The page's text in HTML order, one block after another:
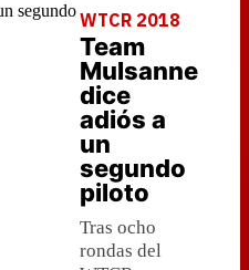
WTCR 2018
Team
Mulsanne
dice
adiós a
un
segundo
piloto
Tras ocho
rondas del